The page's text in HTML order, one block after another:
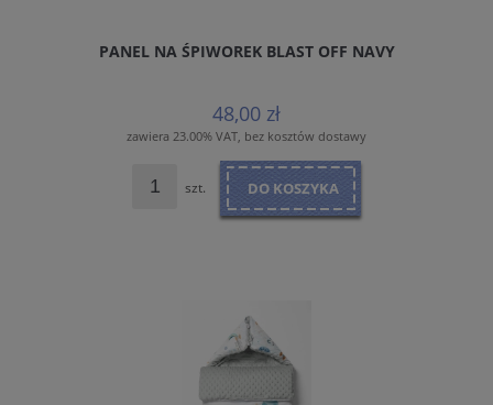
PANEL NA ŚPIWOREK BLAST OFF NAVY
48,00 zł
zawiera 23.00% VAT, bez kosztów dostawy
szt. DO KOSZYKA